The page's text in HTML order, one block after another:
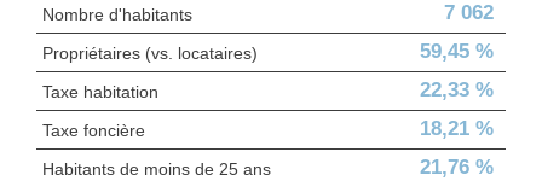
Nombre d'habitants 7 062
Propriétaires (vs. locataires) 59,45 %
Taxe habitation 22,33 %
Taxe foncière 18,21 %
Habitants de moins de 25 ans 21,76 %